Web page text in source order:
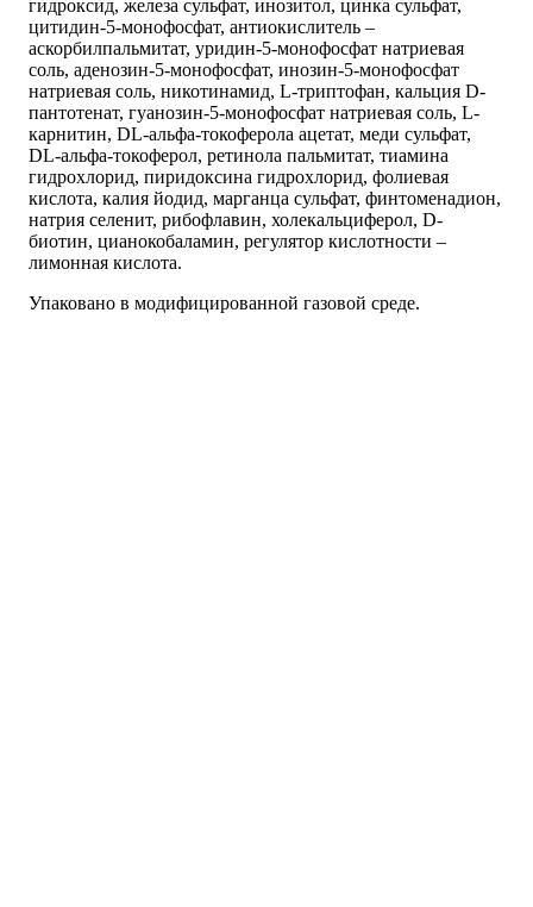
гидроксид, железа сульфат, инозитол, цинка сульфат,
цитидин-5-монофосфат, антиокислитель –
аскорбилпальмитат, уридин-5-монофосфат натриевая
соль, аденозин-5-монофосфат, инозин-5-монофосфат
натриевая соль, никотинамид, L-триптофан, кальция D-
пантотенат, гуанозин-5-монофосфат натриевая соль, L-
карнитин, DL-альфа-токоферола ацетат, меди сульфат,
DL-альфа-токоферол, ретинола пальмитат, тиамина
гидрохлорид, пиридоксина гидрохлорид, фолиевая
кислота, калия йодид, марганца сульфат, финтоменадион,
натрия селенит, рибофлавин, холекальциферол, D-
биотин, цианокобаламин, регулятор кислотности –
лимонная кислота.
Упаковано в модифицированной газовой среде.